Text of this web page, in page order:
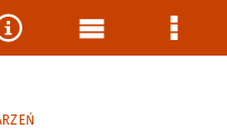
Menu
Menu